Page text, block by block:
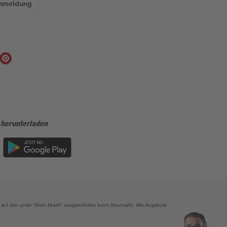
den unter "Mein Markt" ausgewählten toom Baumarkt. Alle Angebote